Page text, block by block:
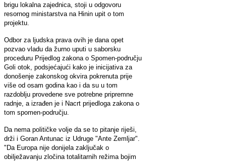
brigu lokalna zajednica, stoji u odgovoru
resornog ministarstva na Hinin upit o tom
projektu.
Odbor za ljudska prava ovih je dana opet
pozvao vladu da žurno uputi u saborsku
proceduru Prijedlog zakona o Spomen-području
Goli otok, podsjećajući kako je inicijativa za
donošenje zakonskog okvira pokrenuta prije
više od osam godina kao i da su u tom
razdoblju provedene sve potrebne pripremne
radnje, a izrađen je i Nacrt prijedloga zakona o
tom spomen-području.
Da nema političke volje da se to pitanje riješi,
drži i Goran Antunac iz Udruge "Ante Zemljar".
"Da Europa nije donijela zaključak o
obilježavanju zločina totalitarnih režima bojim